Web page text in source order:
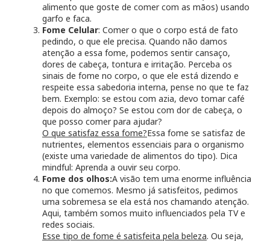
alimento que goste de comer com as mãos) usando
garfo e faca.
Fome Celular: Comer o que o corpo está de fato
pedindo, o que ele precisa. Quando não damos
atenção a essa fome, podemos sentir cansaço,
dores de cabeça, tontura e irritação. Perceba os
sinais de fome no corpo, o que ele está dizendo e
respeite essa sabedoria interna, pense no que te faz
bem. Exemplo: se estou com azia, devo tomar café
depois do almoço? Se estou com dor de cabeça, o
que posso comer para ajudar?
O que satisfaz essa fome?Essa fome se satisfaz de
nutrientes, elementos essenciais para o organismo
(existe uma variedade de alimentos do tipo). Dica
mindful: Aprenda a ouvir seu corpo.
Fome dos olhos:A visão tem uma enorme influência
no que comemos. Mesmo já satisfeitos, pedimos
uma sobremesa se ela está nos chamando atenção.
Aqui, também somos muito influenciados pela TV e
redes sociais.
Esse tipo de fome é satisfeita pela beleza. Ou seja,